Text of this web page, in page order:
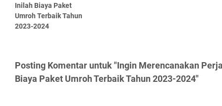
Inilah Biaya Paket
Umroh Terbaik Tahun
2023-2024
Posting Komentar untuk "Ingin Merencanakan
Biaya Paket Umroh Terbaik Tahun 2023-2024"